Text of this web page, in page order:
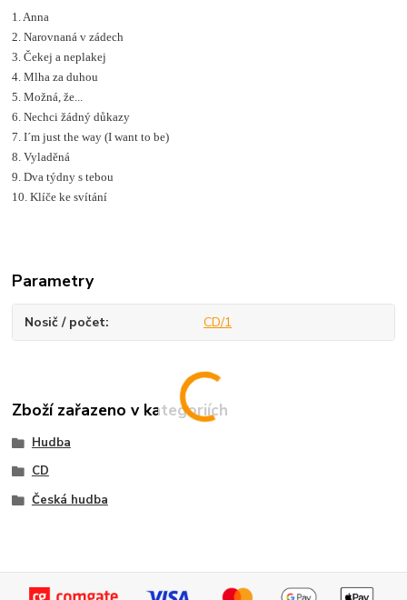
1. Anna
2. Narovnaná v zádech
3. Čekej a neplakej
4. Mlha za duhou
5. Možná, že...
6. Nechci žádný důkazy
7. I´m just the way (I want to be)
8. Vyladěná
9. Dva týdny s tebou
10. Klíče ke svítání
Parametry
Nosič / počet CD/1
Zboží zařazeno v kategoriích
Hudba
CD
Česká hudba